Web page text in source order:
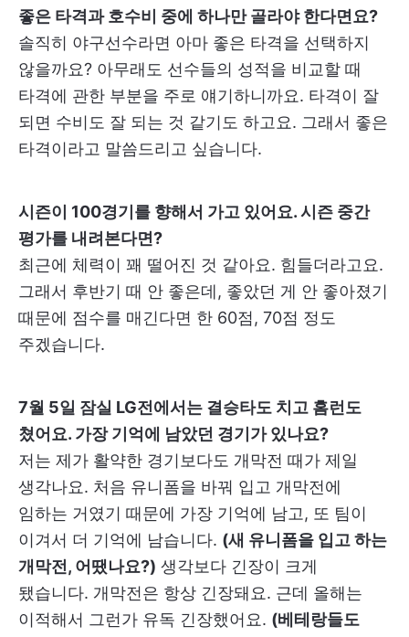
좋은 타격과 호수비 중에 하나만 골라야 한다면요?
솔직히 야구선수라면 아마 좋은 타격을 선택하지
않을까요? 아무래도 선수들의 성적을 비교할 때
타격에 관한 부분을 주로 얘기하니까요. 타격이 잘
되면 수비도 잘 되는 것 같기도 하고요. 그래서 좋은
타격이라고 말씀드리고 싶습니다.
시즌이 100경기를 향해서 가고 있어요. 시즌 중간
평가를 내려본다면?
최근에 체력이 꽤 떨어진 것 같아요. 힘들더라고요.
그래서 후반기 때 안 좋은데, 좋았던 게 안 좋아졌기
때문에 점수를 매긴다면 한 60점, 70점 정도
주겠습니다.
7월 5일 잠실 LG전에서는 결승타도 치고 홈런도
쳤어요. 가장 기억에 남았던 경기가 있나요?
저는 제가 활약한 경기보다도 개막전 때가 제일
생각나요. 처음 유니폼을 바꿔 입고 개막전에
임하는 거였기 때문에 가장 기억에 남고, 또 팀이
이겨서 더 기억에 남습니다. (새 유니폼을 입고 하는
개막전, 어땠나요?) 생각보다 긴장이 크게
됐습니다. 개막전은 항상 긴장돼요. 근데 올해는
이적해서 그런가 유독 긴장했어요. (베테랑들도